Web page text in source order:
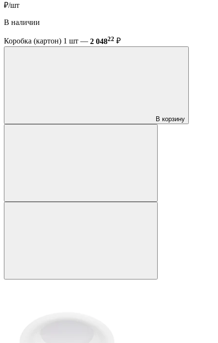
₽/шт
В наличии
Коробка (картон) 1 шт — 2 04822 ₽
В корзину